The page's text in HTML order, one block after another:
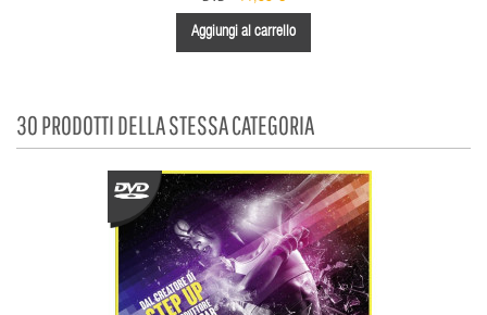
Aggiungi al carrello
30 PRODOTTI DELLA STESSA CATEGORIA